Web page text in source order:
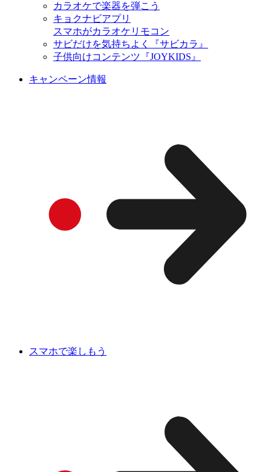
カラオケで楽器を弾こう
キョクナビアプリ
スマホがカラオケリモコン
サビだけを気持ちよく『サビカラ』
子供向けコンテンツ『JOYKIDS』
キャンペーン情報
スマホで楽しもう